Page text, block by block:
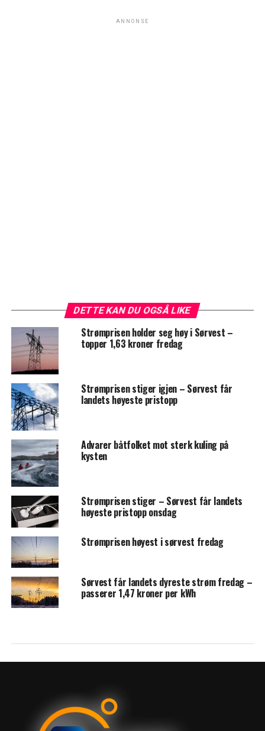
ANNONSE
DETTE KAN DU OGSÅ LIKE
Strømprisen holder seg høy i Sørvest –
topper 1,63 kroner fredag
Strømprisen stiger igjen – Sørvest får
landets høyeste pristopp
Advarer båtfolket mot sterk kuling på
kysten
Strømprisen stiger – Sørvest får landets
høyeste pristopp onsdag
Strømprisen høyest i sørvest fredag
Sørvest får landets dyreste strøm fredag –
passerer 1,47 kroner per kWh